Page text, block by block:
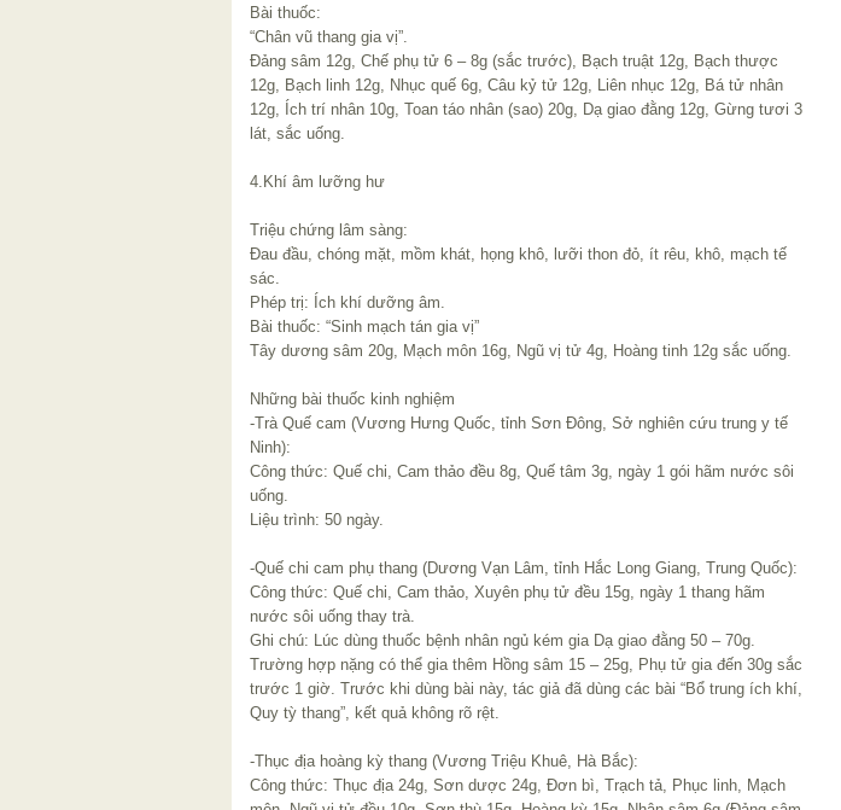
Bài thuốc:
“Chân vũ thang gia vị”.
Đảng sâm 12g, Chế phụ tử 6 – 8g (sắc trước), Bạch truật 12g, Bạch thược
12g, Bạch linh 12g, Nhục quế 6g, Câu kỷ tử 12g, Liên nhục 12g, Bá tử nhân
12g, Ích trí nhân 10g, Toan táo nhân (sao) 20g, Dạ giao đằng 12g, Gừng tươi 3
lát, sắc uống.
4.Khí âm lưỡng hư
Triệu chứng lâm sàng:
Đau đầu, chóng mặt, mồm khát, họng khô, lưỡi thon đỏ, ít rêu, khô, mạch tế
sác.
Phép trị: Ích khí dưỡng âm.
Bài thuốc: “Sinh mạch tán gia vị”
Tây dương sâm 20g, Mạch môn 16g, Ngũ vị tử 4g, Hoàng tinh 12g sắc uống.
Những bài thuốc kinh nghiệm
-Trà Quế cam (Vương Hưng Quốc, tỉnh Sơn Đông, Sở nghiên cứu trung y tế
Ninh):
Công thức: Quế chi, Cam thảo đều 8g, Quế tâm 3g, ngày 1 gói hãm nước sôi
uống.
Liệu trình: 50 ngày.
-Quế chi cam phụ thang (Dương Vạn Lâm, tỉnh Hắc Long Giang, Trung Quốc):
Công thức: Quế chi, Cam thảo, Xuyên phụ tử đều 15g, ngày 1 thang hãm
nước sôi uống thay trà.
Ghi chú: Lúc dùng thuốc bệnh nhân ngủ kém gia Dạ giao đằng 50 – 70g.
Trường hợp nặng có thể gia thêm Hồng sâm 15 – 25g, Phụ tử gia đến 30g sắc
trước 1 giờ. Trước khi dùng bài này, tác giả đã dùng các bài “Bổ trung ích khí,
Quy tỳ thang”, kết quả không rõ rệt.
-Thục địa hoàng kỳ thang (Vương Triệu Khuê, Hà Bắc):
Công thức: Thục địa 24g, Sơn dược 24g, Đơn bì, Trạch tả, Phục linh, Mạch